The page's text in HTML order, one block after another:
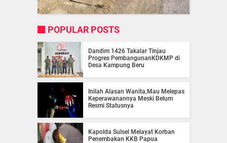
POPULAR POSTS
Dandim 1426 Takalar Tinjau
Progres PembangunanKDKMP di
Desa Kampung Beru
Inilah Alasan Wanita,Mau Melepas
Keperawanannya Meski Belum
Resmi Statusnya
Kapolda Sulsel Melayat Korban
Penembakan KKB Papua